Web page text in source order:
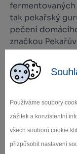
Používáme soubory
zážitek a konzistentní
všech souborů cookie
přizpůsobit nastavení
fermentovaných
tak pekařský
pečení
značkou
Českého kmínu,
jedné osobě
plnoleté
Vinařství
Ani na děti se v